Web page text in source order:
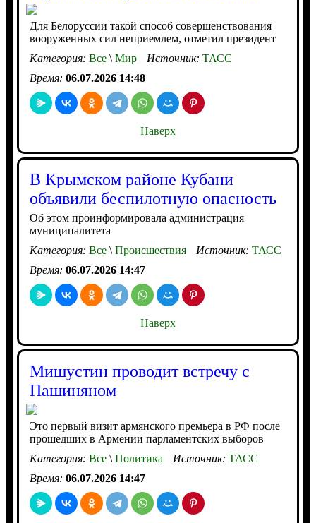
Для Белоруссии такой способ совершенствования
вооруженных сил неприемлем, отметил президент
Категория: Все\Мир Источник: ТАСС
Время: 06.07.2026 14:48
Наверх
В Крымском районе Кубани
объявили беспилотную опасность
Об этом проинформировала администрация
муниципалитета
Категория: Все\Происшествия Источник: ТАСС
Время: 06.07.2026 14:47
Наверх
Мишустин проводит встречу с
Пашиняном
Это первый визит армянского премьера в РФ после
прошедших в Армении парламентских выборов
Категория: Все\Политика Источник: ТАСС
Время: 06.07.2026 14:47